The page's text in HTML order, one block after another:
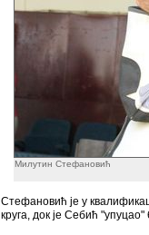
Милутин Стефановић
Стефановић је у
круга, док је Себић